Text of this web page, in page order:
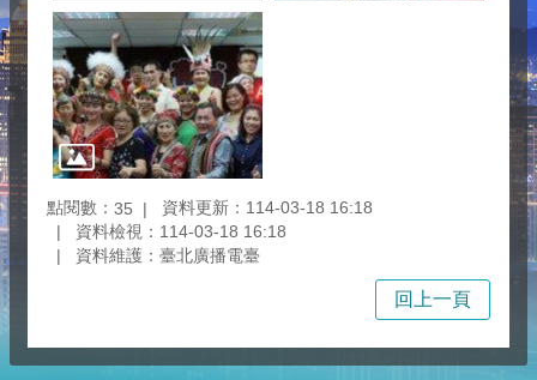
點閱數： 35
資料更新：114-03-18 16:18
資料檢視：114-03-18 16:18
資料維護：臺北廣播電臺
回上一頁